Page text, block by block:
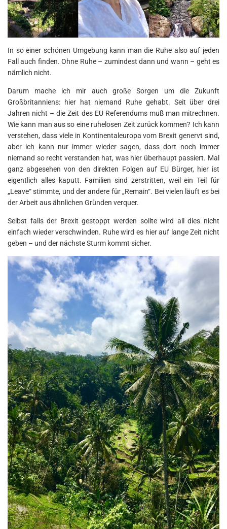
In so einer schönen Umgebung kann man die Ruhe also auf jeden
Fall auch finden. Ohne Ruhe – zumindest dann und wann – geht es
nämlich nicht.
Darum mache ich mir auch große Sorgen um die Zukunft
Großbritanniens: hier hat niemand Ruhe gehabt. Seit über drei
Jahren nicht – die Zeit des EU Referendums muß man mitrechnen.
Wie kann man aus so eine ruhelosen Zeit zurück kommen? Ich kann
verstehen, dass viele in Kontinentaleuropa vom Brexit genervt sind,
aber ich kann nur immer wieder sagen, dass dort noch immer
niemand so recht verstanden hat, was hier überhaupt passiert. Mal
ganz abgesehen von den direkten Folgen auf EU Bürger, hier ist
eigentlich alles kaputt. Familien sind zerstritten, weil ein Teil für
„Leave“ stimmte, und der andere für „Remain“. Bei vielen läuft es bei
der Arbeit aus ähnlichen Gründen verquer.
Selbst falls der Brexit gestoppt werden sollte wird all dies nicht
einfach wieder verschwinden. Ruhe wird es hier auf lange Zeit nicht
geben – und der nächste Sturm kommt sicher.